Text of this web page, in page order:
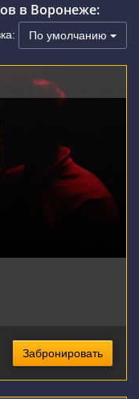
в Воронеже:
По умолчанию
Забронировать